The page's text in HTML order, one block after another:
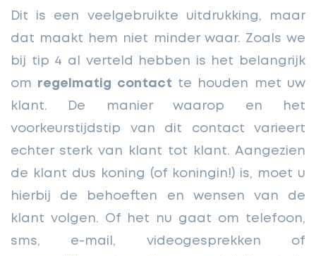
Dit is een veelgebruikte uitdrukking, maar
dat maakt hem niet minder waar. Zoals we
bij tip 4 al verteld hebben is het belangrijk
om regelmatig contact te houden met uw
klant. De manier waarop en het
voorkeurstijdstip van dit contact varieert
echter sterk van klant tot klant. Aangezien
de klant dus koning (of koningin!) is, moet u
hierbij de behoeften en wensen van de
klant volgen. Of het nu gaat om telefoon,
sms, e-mail, videogesprekken of